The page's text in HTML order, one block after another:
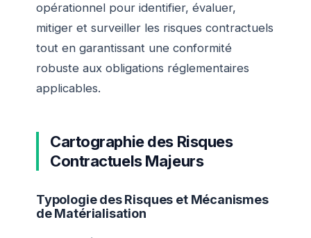
opérationnel pour identifier, évaluer,
mitiger et surveiller les risques contractuels
tout en garantissant une conformité
robuste aux obligations réglementaires
applicables.
Cartographie des Risques
Contractuels Majeurs
Typologie des Risques et Mécanismes
de Matérialisation